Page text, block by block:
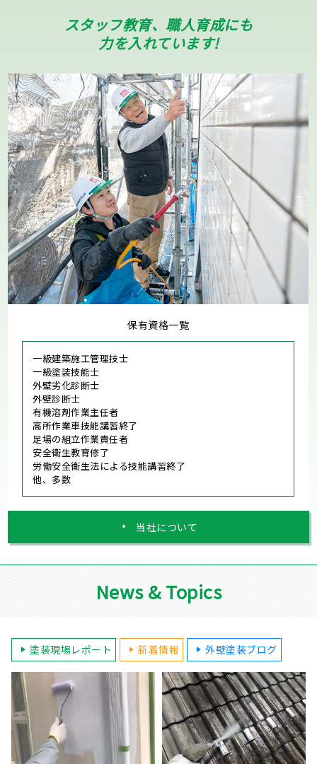
スタッフ教育、職人育成にも
力を入れています!
保有資格一覧
一級建築施工管理技士
一級塗装技能士
外壁劣化診断士
外壁診断士
有機溶剤作業主任者
高所作業車技能講習終了
足場の組立作業責任者
安全衛生教育修了
労働安全衛生法による技能講習終了
他、多数
当社について
News & Topics
塗装現場レポート 新着情報 外壁塗装ブログ